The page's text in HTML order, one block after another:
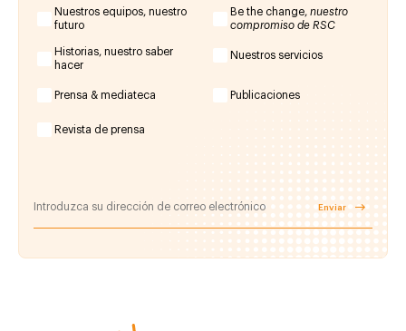
Nuestros equipos, nuestro
futuro
Be the change, nuestro
compromiso de RSC
Historias, nuestro saber
hacer
Nuestros servicios
Prensa & mediateca Publicaciones
Revista de prensa
Enviar